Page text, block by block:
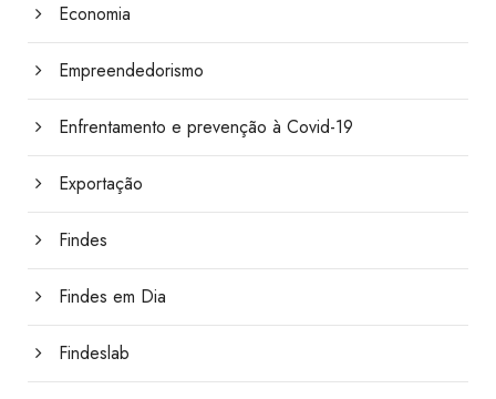
Economia
Empreendedorismo
Enfrentamento e prevenção à Covid-19
Exportação
Findes
Findes em Dia
Findeslab